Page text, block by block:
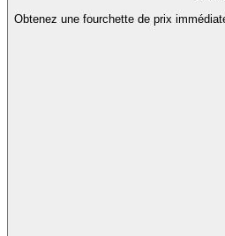
Obtenez une fourchette de prix